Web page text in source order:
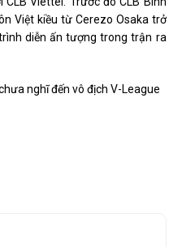
Việt kiều từ Cerezo Osaka trở
diễn ấn tượng trong trận ra
nghĩ đến vô địch V-League